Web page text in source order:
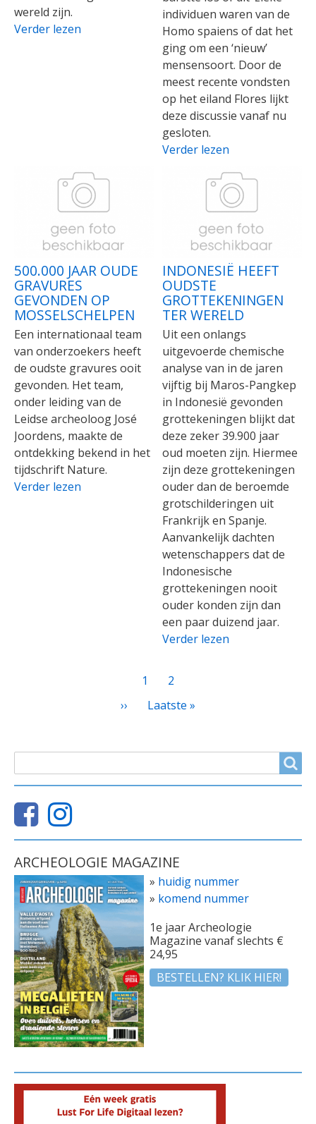
wereld zijn.
Verder lezen
individuen waren van de
Homo spaiens of dat het
ging om een ‘nieuw’
mensensoort. Door de
meest recente vondsten
op het eiland Flores lijkt
deze discussie vanaf nu
gesloten.
Verder lezen
500.000 JAAR OUDE
GRAVURES
GEVONDEN OP
MOSSELSCHELPEN
Een internationaal team
van onderzoekers heeft
de oudste gravures ooit
gevonden. Het team,
onder leiding van de
Leidse archeoloog José
Joordens, maakte de
ontdekking bekend in het
tijdschrift Nature.
Verder lezen
INDONESIË HEEFT
OUDSTE
GROTTEKENINGEN
TER WERELD
Uit een onlangs
uitgevoerde chemische
analyse van in de jaren
vijftig bij Maros-Pangkep
in Indonesië gevonden
grottekeningen blijkt dat
deze zeker 39.900 jaar
oud moeten zijn. Hiermee
zijn deze grottekeningen
ouder dan de beroemde
grotschilderingen uit
Frankrijk en Spanje.
Aanvankelijk dachten
wetenschappers dat de
Indonesische
grottekeningen nooit
ouder konden zijn dan
een paar duizend jaar.
Verder lezen
Huidige
pagina
1 Page
2
Volgende
››
Laatste
Laatste »
ARCHEOLOGIE MAGAZINE
» huidig nummer
» komend nummer
1e jaar Archeologie
Magazine vanaf slechts €
24,95
BESTELLEN? KLIK HIER!